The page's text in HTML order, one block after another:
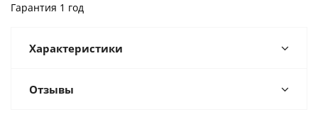
Гарантия 1 год
Характеристики
Отзывы